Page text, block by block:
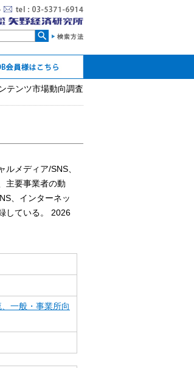
ログイン
ジ
ドの設定・再設
の発行
テンツ市場動向調査
メディア/SNS、
主要事業者の動
、インターネッ
している。 2026
一般・事業所向